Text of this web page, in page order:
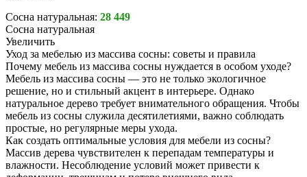
Сосна натуральная: 28 449
Сосна натуральная
Увеличить
Уход за мебелью из массива сосны: советы и правила
Почему мебель из массива сосны нуждается в особом уходе?
Мебель из массива сосны — это не только экологичное
решение, но и стильный акцент в интерьере. Однако
натуральное дерево требует внимательного обращения. Чтобы
мебель из сосны служила десятилетиями, важно соблюдать
простые, но регулярные меры ухода.
Как создать оптимальные условия для мебели из сосны?
Массив дерева чувствителен к перепадам температуры и
влажности. Несоблюдение условий может привести к